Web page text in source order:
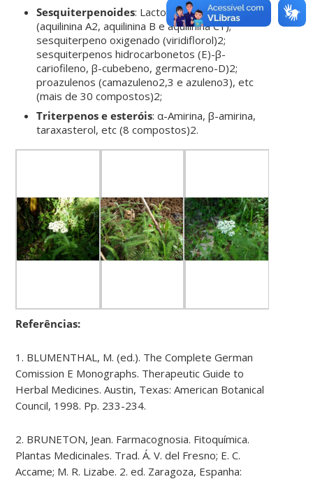
Sesquiterpenoides: Lactonas sesquiterpênicas
(aquilinina A2, aquilinina B e aquilinina C1);
sesquiterpeno oxigenado (viridiflorol)2;
sesquiterpenos hidrocarbonetos (E)-β-
cariofileno, β-cubebeno, germacreno-D)2;
proazulenos (camazuleno2,3 e azuleno3), etc
(mais de 30 compostos)2;
Triterpenos e esteróis: α-Amirina, β-amirina,
taraxasterol, etc (8 compostos)2.
Referências:
1. BLUMENTHAL, M. (ed.). The Complete German
Comission E Monographs. Therapeutic Guide to
Herbal Medicines. Austin, Texas: American Botanical
Council, 1998. Pp. 233-234.
2. BRUNETON, Jean. Farmacognosia. Fitoquímica.
Plantas Medicinales. Trad. Á. V. del Fresno; E. C.
Accame; M. R. Lizabe. 2. ed. Zaragoza, Espanha: